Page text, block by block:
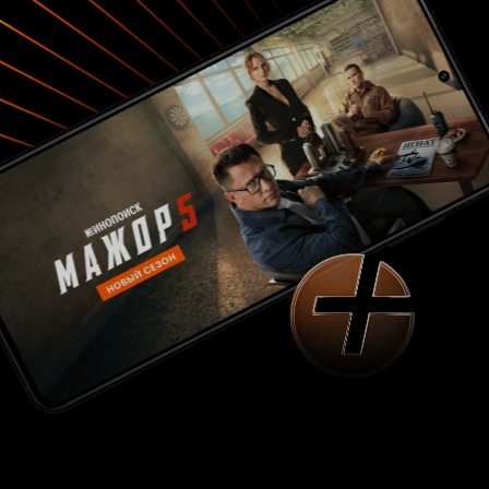
красавчика Петра Рыкова. К слову, этот актер
один из двоих в этом сериале (еще Татьяна
Колганова) который действительно
профессионально ведет себя в кадре и, в
целом, его герою веришь. Но весь его запал
вдребезги разбивается о плохую игру
Константиновой. Хотя, возможно, ее
актерский темперамент в значительной
степени продиктован совершенно глупым
сценарием. Когда положительный герой до
самой последней серии сражается с
«ветряными мельницами», а ее героиня никак
не может понять, чего ей все-таки от жизни
надо. Сценаристы построили сюжет на
аморальных и совершенно не логичных
посылах, которые, во-первых, его очень плохо
двигают; во-вторых, создают практически
нереальные картинки и мелодраматические
слезы, вызывающие острое зрительское
раздражение. Вообще, сериалу придан статус
мелодрамы, хотя сюжетно это вполне себе